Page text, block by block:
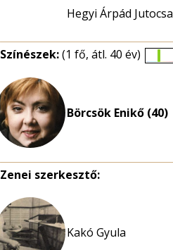
Hegyi Árpád Jutocsa
Színészek:(1 fő, átl. 40 év)
Börcsök Enikő (40)
Zenei szerkesztő:
Kakó Gyula